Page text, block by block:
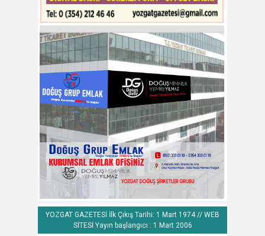
YOZGAT GAZETESİ İlk Çıkış Tarihi: 1 Mart 1974 // WEB
SİTESİ Yayın başlangıcı : 1 Mart 2006